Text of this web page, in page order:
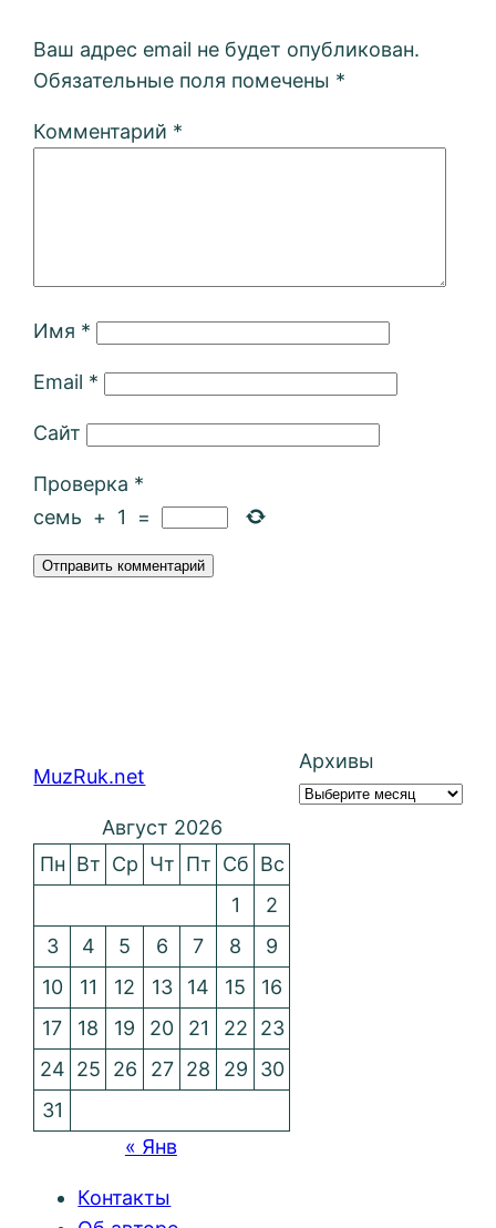
Ваш адрес email не будет опубликован.
Обязательные поля помечены *
Комментарий *
Имя *
Email *
Сайт
Проверка *
семь + 1 =
MuzRuk.net
Архивы
Август 2026
Пн Вт Ср Чт Пт Сб Вс
1
2
3
4 5 6 7 8
9
10
11 12 13 14 15
16
17
18 19 20 21 22
23
24 25 26 27 28 29
30
31
« Янв
Контакты